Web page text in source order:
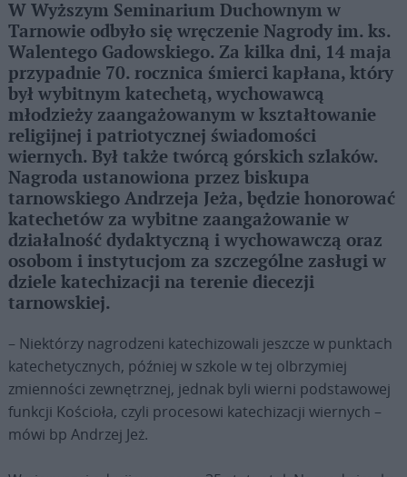
W Wyższym Seminarium Duchownym w
Tarnowie odbyło się wręczenie Nagrody im. ks.
Walentego Gadowskiego. Za kilka dni, 14 maja
przypadnie 70. rocznica śmierci kapłana, który
był wybitnym katechetą, wychowawcą
młodzieży zaangażowanym w kształtowanie
religijnej i patriotycznej świadomości
wiernych. Był także twórcą górskich szlaków.
Nagroda ustanowiona przez biskupa
tarnowskiego Andrzeja Jeża, będzie honorować
katechetów za wybitne zaangażowanie w
działalność dydaktyczną i wychowawczą oraz
osobom i instytucjom za szczególne zasługi w
dziele katechizacji na terenie diecezji
tarnowskiej.
– Niektórzy nagrodzeni katechizowali jeszcze w punktach
katechetycznych, później w szkole w tej olbrzymiej
zmienności zewnętrznej, jednak byli wierni podstawowej
funkcji Kościoła, czyli procesowi katechizacji wiernych –
mówi bp Andrzej Jeż.